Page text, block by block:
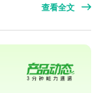
查看全文